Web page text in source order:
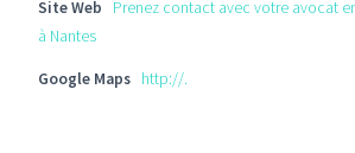
Site Web
Prenez contact avec votre avocat
à Nantes
Google Maps http://.